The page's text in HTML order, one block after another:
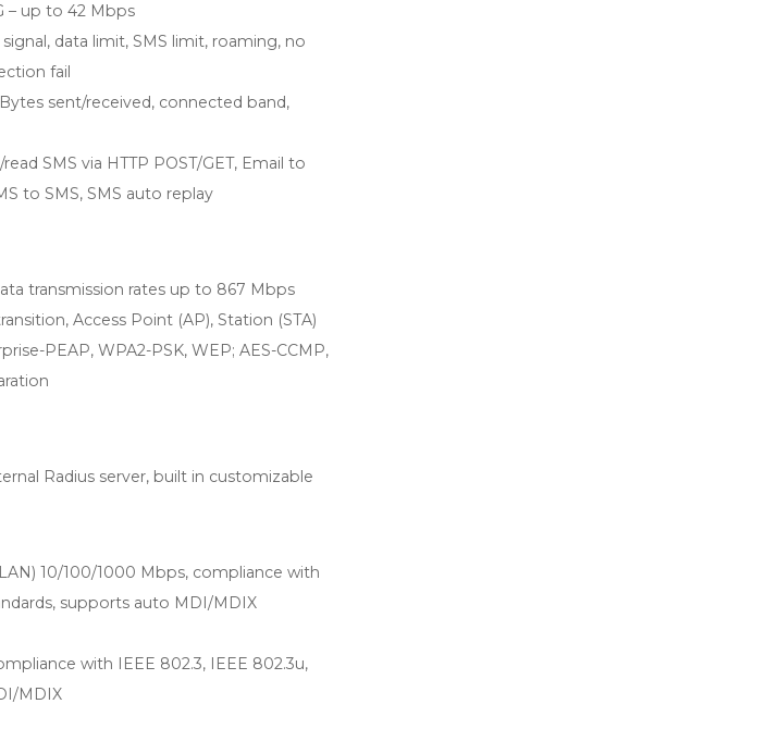
– up to 42 Mbps
data limit, SMS limit, roaming, no
fail
sent/received, connected band,
SMS via HTTP POST/GET, Email to
to SMS, SMS auto replay
transmission rates up to 867 Mbps
Access Point (AP), Station (STA)
PEAP, WPA2-PSK, WEP; AES-CCMP,
Radius server, built in customizable
10/100/1000 Mbps, compliance with
supports auto MDI/MDIX
with IEEE 802.3, IEEE 802.3u,
MDIX